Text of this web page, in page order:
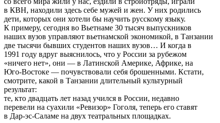
в КВН, находили здесь себе мужей и жен. У них родились
дети, которых они хотели бы научить русскому языку.
К примеру, сегодня во Вьетнаме 30 тысяч выпускников
наших вузов управляют вьетнамской экономикой, в Танзании
две тысячи бывших студентов наших вузов… И когда в
1991 году вдруг выяснилось, что у России за рубежом
«ничего нет», они — в Латинской Америке, Африке, на
Юго-Востоке — почувствовали себя брошенными. Кстати,
смотрите, какой в Танзании длительный культурный
результат:
те, кто двадцать лет назад учился в России, недавно
перевели на суахили «Ревизор» Гоголя, теперь его ставят
в Дар-эс-Саламе на двух театральных площадках.